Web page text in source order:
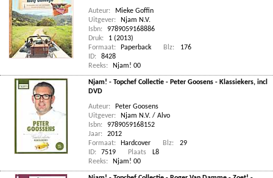
Auteur:
Mieke Goffin
Uitgever:
Njam N.V.
Isbn:
9789059168886
Druk:
1 (2013)
Formaat:
Paperback Blz:
176
ID:
8428
Reeks:
Njam! 00
Njam! - Topchef Collectie - Peter Goosens - Klassiekers, incl
DVD
Auteur:
Peter Goosens
Uitgever:
Njam N.V. / Alvo
Isbn:
9789059168152
Jaar:
2012
Formaat:
Hardcover Blz:
29
ID:
7519 Plaats
L8
Reeks:
Njam! 00